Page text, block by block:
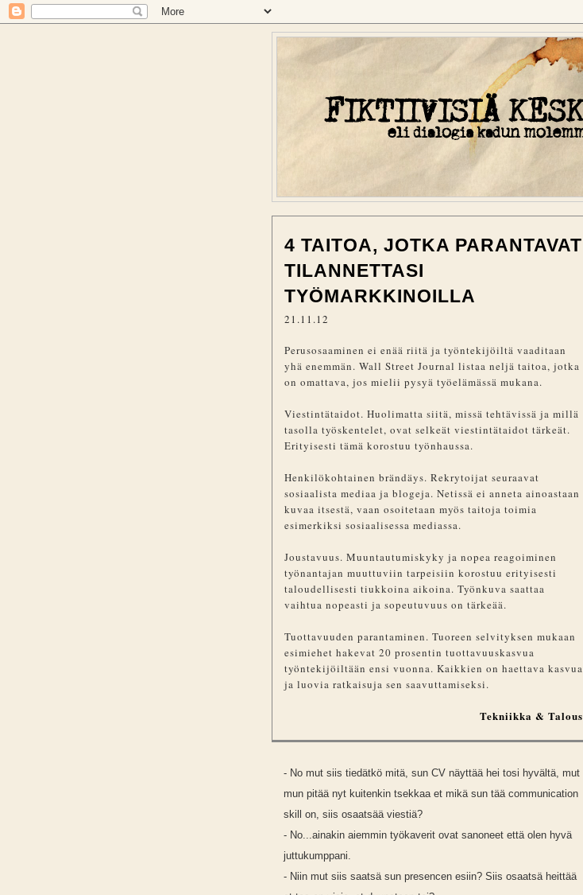
4 TAITOA, JOTKA PARANTAVAT
TILANNETTASI
TYÖMARKKINOILLA
21.11.12
Perusosaaminen ei enää riitä ja työntekijöiltä vaaditaan
yhä enemmän. Wall Street Journal listaa neljä taitoa, jotka
on omattava, jos mielii pysyä työelämässä mukana.
Viestintätaidot. Huolimatta siitä, missä tehtävissä ja millä
tasolla työskentelet, ovat selkeät viestintätaidot tärkeät.
Erityisesti tämä korostuu työnhaussa.
Henkilökohtainen brändäys. Rekrytoijat seuraavat
sosiaalista mediaa ja blogeja. Netissä ei anneta ainoastaan
kuvaa itsestä, vaan osoitetaan myös taitoja toimia
esimerkiksi sosiaalisessa mediassa.
Joustavuus. Muuntautumiskyky ja nopea reagoiminen
työnantajan muuttuviin tarpeisiin korostuu erityisesti
taloudellisesti tiukkoina aikoina. Työnkuva saattaa
vaihtua nopeasti ja sopeutuvuus on tärkeää.
Tuottavuuden parantaminen. Tuoreen selvityksen mukaan
esimiehet hakevat 20 prosentin tuottavuuskasvua
työntekijöiltään ensi vuonna. Kaikkien on haettava kasvua
ja luovia ratkaisuja sen saavuttamiseksi.
Tekniikka & Talous
- No mut siis tiedätkö mitä, sun CV näyttää hei tosi hyvältä, mut
mun pitää nyt kuitenkin tsekkaa et mikä sun tää communication
skill on, siis osaatsää viestiä?
- No...ainakin aiemmin työkaverit ovat sanoneet että olen hyvä
juttukumppani.
- Niin mut siis saatsä sun presencen esiin? Siis osaatsä heittää